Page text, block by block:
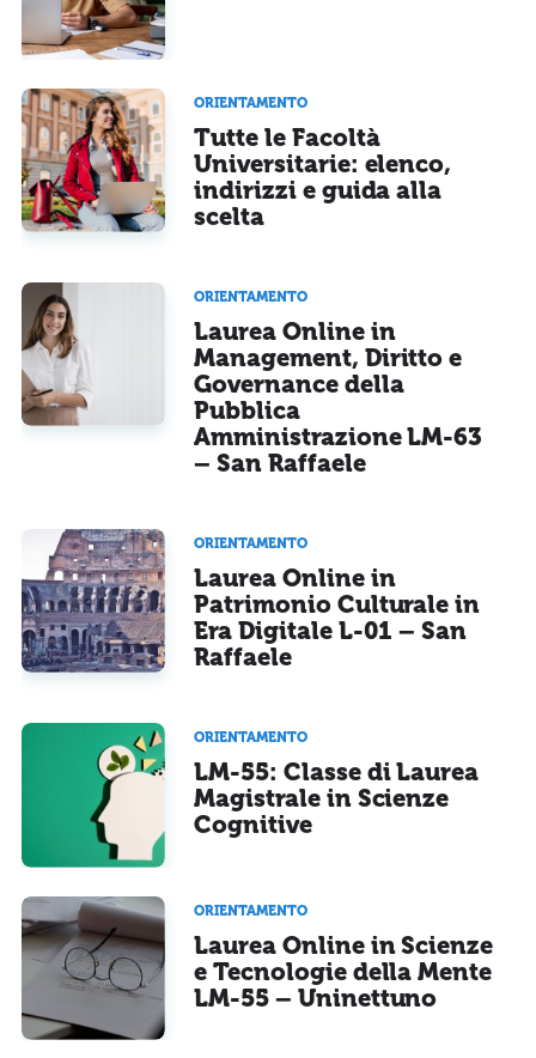
Acconsento all'uso dei miei dati da parte di terzi per finalità di
marketing diretto con modalità automatizzate o tradizionali
ORIENTAMENTO
Tutte le Facoltà
Universitarie: elenco,
indirizzi e guida alla
scelta
ORIENTAMENTO
Laurea Online in
Management, Diritto e
Governance della
Pubblica
Amministrazione LM-63
– San Raffaele
ORIENTAMENTO
Laurea Online in
Patrimonio Culturale in
Era Digitale L-01 – San
Raffaele
ORIENTAMENTO
LM-55: Classe di Laurea
Magistrale in Scienze
Cognitive
ORIENTAMENTO
Laurea Online in Scienze
e Tecnologie della Mente
LM-55 – Uninettuno